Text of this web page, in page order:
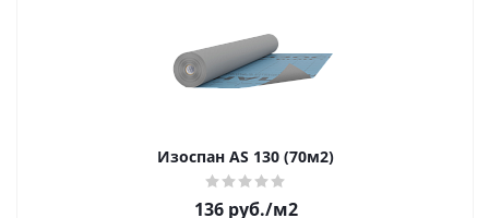
Изоспан AS 130 (70м2)
136руб./м2